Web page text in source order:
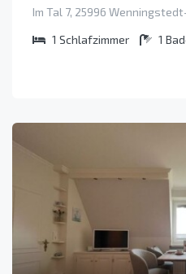
Im Tal 7, 25996
1 Schlafzimmer 1